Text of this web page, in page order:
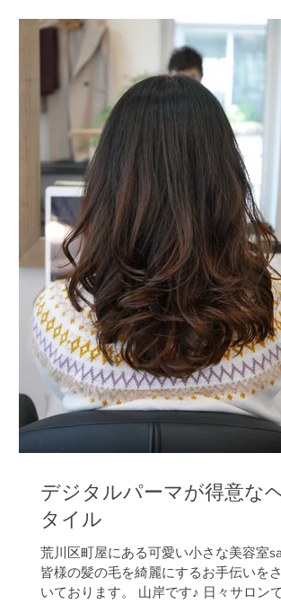
室？...
デジタルパーマが得意な
タイル
荒川区町屋にある可愛い小さな美容室
皆様の髪の毛を綺麗にするお手伝いをさ
いております。 山岸です♪ 日々サロンで